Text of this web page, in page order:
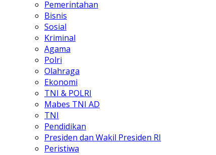
Pemerintahan
Bisnis
Sosial
Kriminal
Agama
Polri
Olahraga
Ekonomi
TNI & POLRI
Mabes TNI AD
TNI
Pendidikan
Presiden dan Wakil Presiden RI
Peristiwa